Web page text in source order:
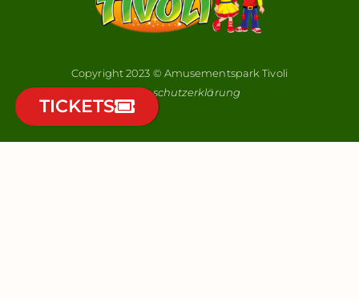
TICKETS
Copyright 2023 © Amusementspark Tivoli
Datenschutzerklärung